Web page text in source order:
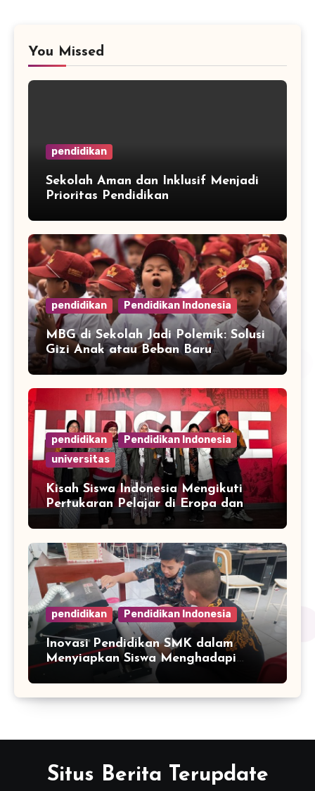
You Missed
pendidikan
Sekolah Aman dan Inklusif Menjadi
Prioritas Pendidikan
pendidikan Pendidikan Indonesia
MBG di Sekolah Jadi Polemik: Solusi
Gizi Anak atau Beban Baru
Anggaran Pendidikan?
pendidikan
Pendidikan Indonesia
universitas
Kisah Siswa Indonesia Mengikuti
Pertukaran Pelajar di Eropa dan
Asia
pendidikan Pendidikan Indonesia
Inovasi Pendidikan SMK dalam
Menyiapkan Siswa Menghadapi
Dunia Industri
Situs Berita Terupdate